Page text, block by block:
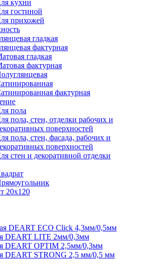
кухни
гостиной
прихожей
гладкая
фактурная
гладкая
фактурная
фактурная
пола
пола, стен, отделки рабочих и
поверхностей
пола, стен, фасада, рабочих и
поверхностей
стен и декоративной отделки
20х120
DEART ECO Click 4,3мм/0,5мм
DEART LITE 2мм/0,3мм
DEART OPTIM 2,5мм/0,3мм
DEART STRONG 2,5 мм/0,5 мм